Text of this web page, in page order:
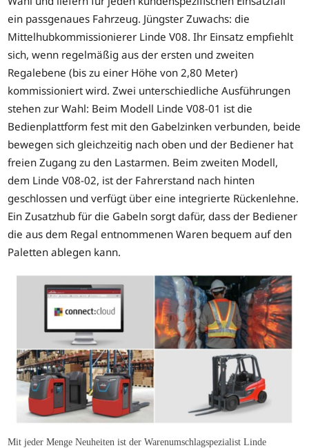
ein passgenaues Fahrzeug. Jüngster Zuwachs: die
Mittelhubkommissionierer Linde V08. Ihr Einsatz empfiehlt
sich, wenn regelmäßig aus der ersten und zweiten
Regalebene (bis zu einer Höhe von 2,80 Meter)
kommissioniert wird. Zwei unterschiedliche Ausführungen
stehen zur Wahl: Beim Modell Linde V08-01 ist die
Bedienplattform fest mit den Gabelzinken verbunden, beide
bewegen sich gleichzeitig nach oben und der Bediener hat
freien Zugang zu den Lastarmen. Beim zweiten Modell,
dem Linde V08-02, ist der Fahrerstand nach hinten
geschlossen und verfügt über eine integrierte Rückenlehne.
Ein Zusatzhub für die Gabeln sorgt dafür, dass der Bediener
die aus dem Regal entnommenen Waren bequem auf den
Paletten ablegen kann.
Mit jeder Menge Neuheiten ist der Warenumschlagspezialist Linde